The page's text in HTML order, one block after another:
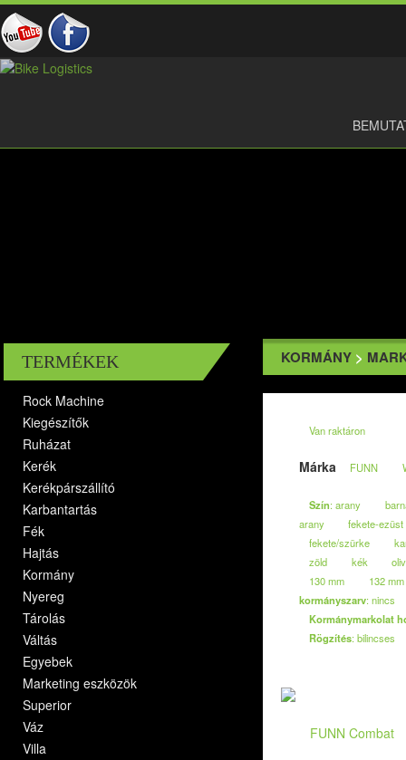
TERMÉKEK
Rock Machine
Kiegészítők
Ruházat
Kerék
Kerékpárszállító
Karbantartás
Fék
Hajtás
Kormány
Nyereg
Tárolás
Váltás
Egyebek
Marketing eszközök
Superior
Váz
Villa
KORMÁNY >
Van raktáron
Márka FUNN
Szín: arany
arany
fekete-ezüst
fekete/szürke
zöld
kék
130 mm
132 mm
kormányszarv: nincs
Kormánymarkolat
Rögzítés: bilincses